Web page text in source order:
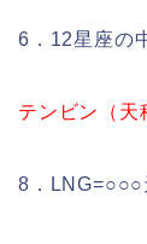
6．12星座の
テンビン（天
8．LNG=○○○